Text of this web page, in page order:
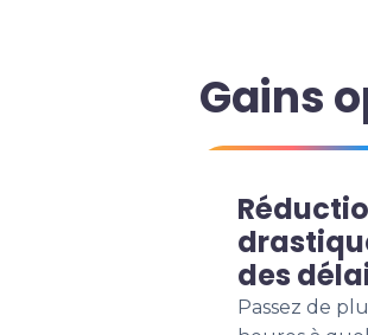
Gains
des
Passez de